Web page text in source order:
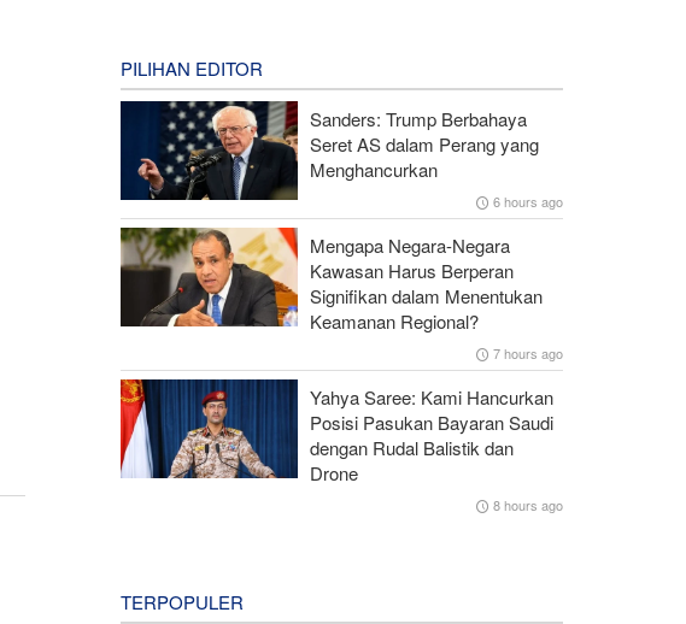
PILIHAN EDITOR
Sanders: Trump Berbahaya
Seret AS dalam Perang yang
Menghancurkan
6 hours ago
Mengapa Negara-Negara
Kawasan Harus Berperan
Signifikan dalam Menentukan
Keamanan Regional?
7 hours ago
Yahya Saree: Kami Hancurkan
Posisi Pasukan Bayaran Saudi
dengan Rudal Balistik dan
Drone
8 hours ago
TERPOPULER